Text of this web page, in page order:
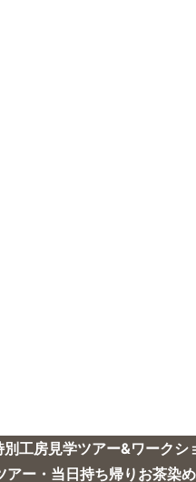
工房見学ツアー&ワークシ
アー・当日持ち帰りお茶染